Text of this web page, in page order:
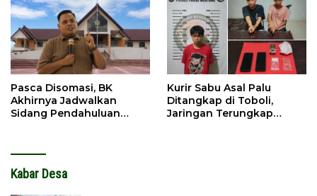
Pasca Disomasi, BK
Akhirnya Jadwalkan
Sidang Pendahuluan
Kurir Sabu Asal Palu
Ditangkap di Toboli,
Jaringan Terungkap
Kabar Desa